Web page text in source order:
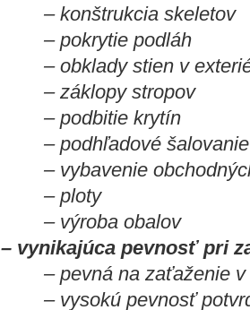
– konštrukcia skeletov
– pokrytie podláh
– obklady stien v
– záklopy stropov
– podbitie krytín
– podhľadové šalovanie
– vybavenie
– ploty
– výroba obalov
– vynikajúca pevnosť pri
– pevná na zaťaženie v
– vysokú pevnosť